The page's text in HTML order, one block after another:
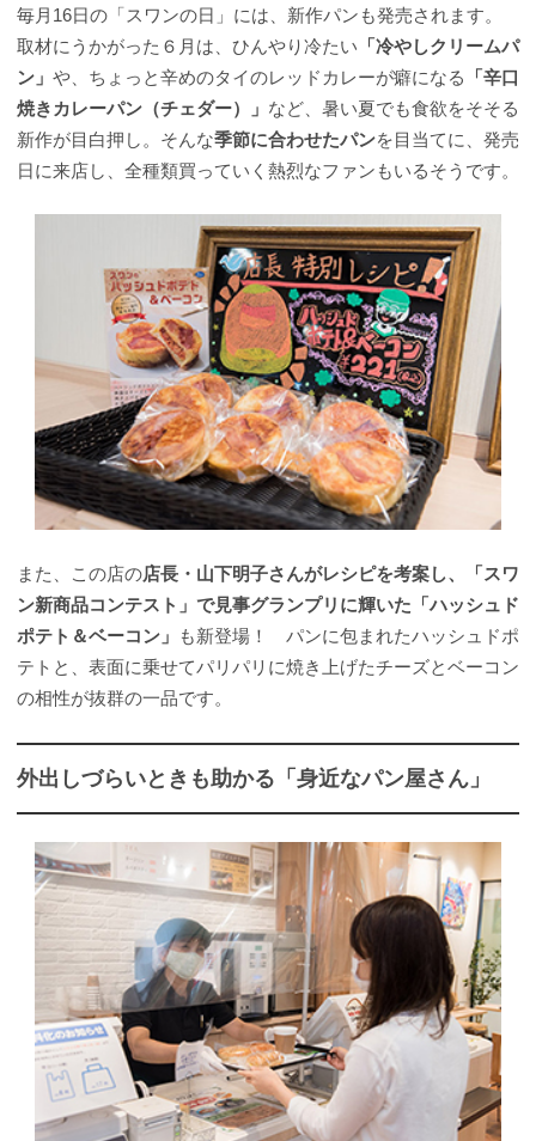
毎月16日の「スワンの日」には、新作パンも発売されます。
取材にうかがった６月は、ひんやり冷たい 「冷やしクリームパ
ン」 や、ちょっと辛めのタイのレッドカレーが癖になる
「辛口
焼きカレーパン（チェダー）」 など、暑い夏でも食欲をそそる
新作が目白押し。そんな季節に合わせたパンを目当てに、発売
日に来店し、全種類買っていく熱烈なファンもいるそうです。
また、この店の店長・山下明子さんがレシピを考案し、「スワ
ン新商品コンテスト」で見事グランプリに輝いた「ハッシュド
ポテト＆ベーコン」
も新登場！ パンに包まれたハッシュドポ
テトと、表面に乗せてパリパリに焼き上げたチーズとベーコン
の相性が抜群の一品です。
外出しづらいときも助かる「身近なパン屋さん」